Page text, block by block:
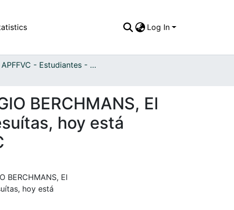
Log In
APFFVC - Estudiantes - Patrimonial
BERCHMANS, El
hoy está
BERCHMANS, El
hoy está